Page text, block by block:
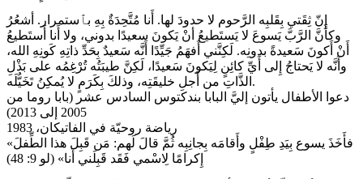
إِنّ ثِقَتي بِقَلبِه الرَّحوم لا حدودَ لها. أَنا مُتَّحِدَةٌ بِهِ بٱستمرار. أشعُرُ
وكأَنَّ الرَّبَّ يَسوعَ لا يَستَطيعُ أنْ يَكونَ سعيدًا بدوني، ولا أَنا أَستَطيعُ
أَنْ أَكونَ سَعيدةً بدونِه. لَكِنَّني أَفهَمُ جَيِّدًا أَنَّه سَعيدٌ بِحَدِّ ذاتِهِ كَونِهِ الله،
وأَنَّه لا يَحتاجُ إِلى أَيِّ كائِنٍ لِيَكونَ سَعيدًا، لَكِنَّ طيبَتُه تُرْغِمُه على بَذْلِ
الذَّاتِ من أَجلِ خليقَتِه، وذلكَ بِكَرَمٍ لا يُمكِنُ تَخَيُّلَه.
دعوا الأطفال يأتون إليَّ البابا بندكتوس السادس عشر (بابا روما من
2005 إلى 2013)
رياضة روحيّة في الفاتيكان، 1983
«فأَخَذَ يسوع بِيَدِ طِفْلٍ وأَقامَه بِجانِبِه ثُمَّ قالَ لَهم: مَن قَبِلَ هذا الطِّفلَ
إِكرامًا لِاسْمي فَقَد قَبِلَني أَنا» (لو 9: 48)